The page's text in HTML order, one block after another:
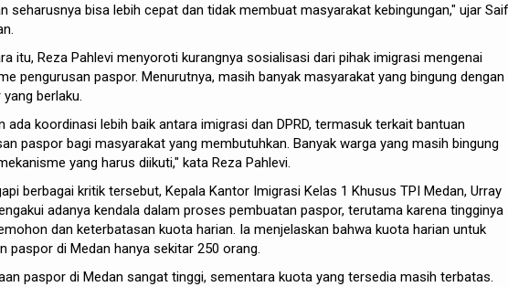
seharusnya bisa lebih cepat dan tidak membuat masyarakat kebingungan," ujar
itu, Reza Pahlevi menyoroti kurangnya sosialisasi dari pihak imigrasi mengenai
pengurusan paspor. Menurutnya, masih banyak masyarakat yang bingung dengan
berlaku.
ada koordinasi lebih baik antara imigrasi dan DPRD, termasuk terkait bantuan
paspor bagi masyarakat yang membutuhkan. Banyak warga yang masih bingung
yang harus diikuti," kata Reza Pahlevi.
berbagai kritik tersebut, Kepala Kantor Imigrasi Kelas 1 Khusus TPI Medan, Urray
adanya kendala dalam proses pembuatan paspor, terutama karena tingginya
dan keterbatasan kuota harian. Ia menjelaskan bahwa kuota harian untuk
paspor di Medan hanya sekitar 250 orang.
paspor di Medan sangat tinggi, sementara kuota yang tersedia masih terbatas.